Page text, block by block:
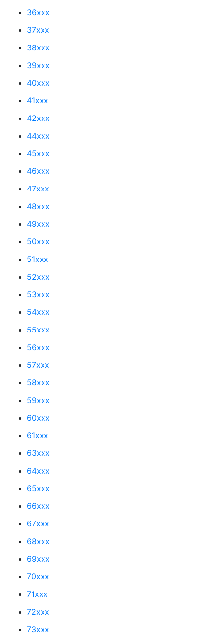
36xxx
37xxx
38xxx
39xxx
40xxx
41xxx
42xxx
44xxx
45xxx
46xxx
47xxx
48xxx
49xxx
50xxx
51xxx
52xxx
53xxx
54xxx
55xxx
56xxx
57xxx
58xxx
59xxx
60xxx
61xxx
63xxx
64xxx
65xxx
66xxx
67xxx
68xxx
69xxx
70xxx
71xxx
72xxx
73xxx